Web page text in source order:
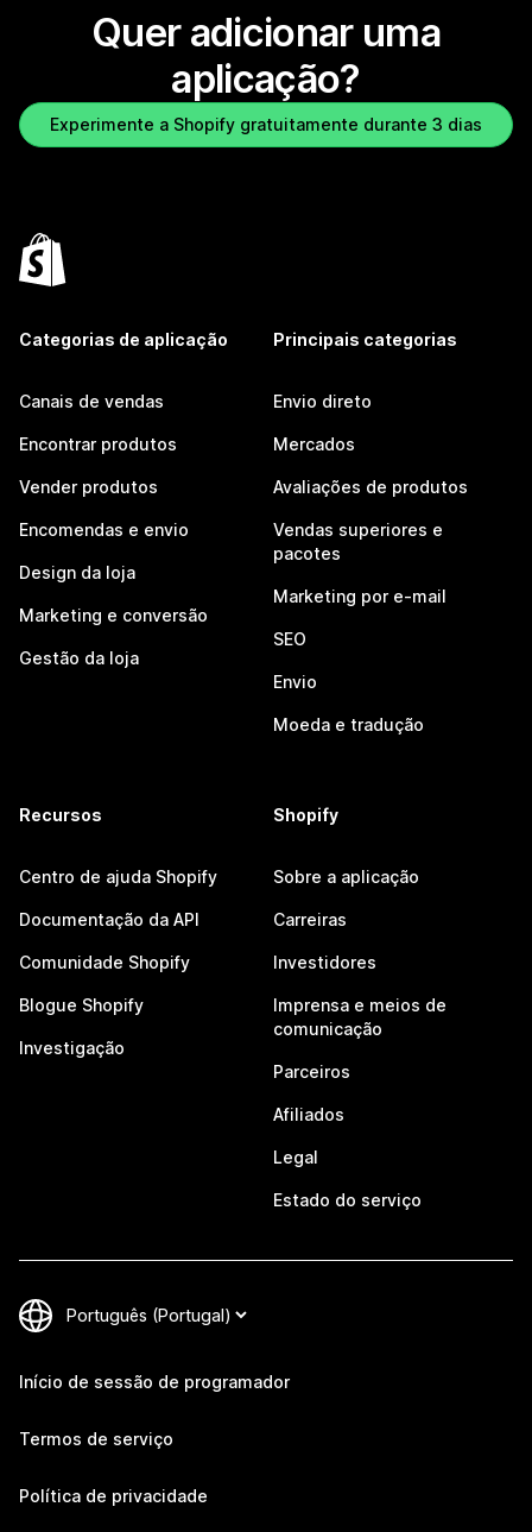
Quer adicionar uma
aplicação?
Experimente a Shopify gratuitamente durante 3 dias
Categorias de aplicação
Canais de vendas
Encontrar produtos
Vender produtos
Encomendas e envio
Design da loja
Marketing e conversão
Gestão da loja
Principais categorias
Envio direto
Mercados
Avaliações de produtos
Vendas superiores e
pacotes
Marketing por e-mail
SEO
Envio
Moeda e tradução
Recursos
Centro de ajuda Shopify
Documentação da API
Comunidade Shopify
Blogue Shopify
Investigação
Shopify
Sobre a aplicação
Carreiras
Investidores
Imprensa e meios de
comunicação
Parceiros
Afiliados
Legal
Estado do serviço
Início de sessão de programador
Termos de serviço
Política de privacidade